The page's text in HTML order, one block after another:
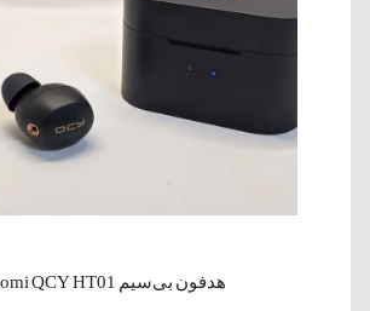
هدفون بی‌سیم Xiaomi QCY HT01